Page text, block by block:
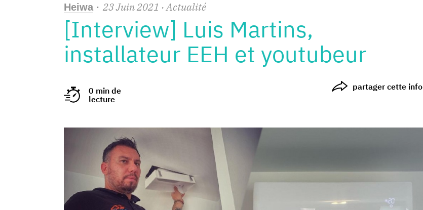
Heiwa · 23Juin2021 · Actualité
[Interview] Luis Martins,
installateur EEH et youtubeur
0 min de
lecture
partager cette info